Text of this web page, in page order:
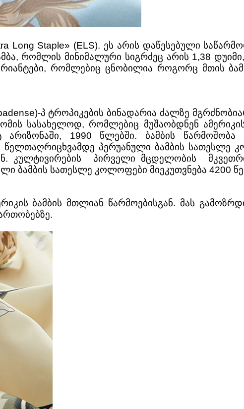
Long Staple» (ELS). ეს არის დაწესებული
რომლის მინიმალური სიგრძეც არის 1,38 დუიმი,
რომლებიც ცნობილია როგორც მთის
პ ტროპიკების ბინადარია ძალზე
სასახელოდ, რომლებიც მუშაობდნენ
არიზონაში, 1990 წლებში. ბამბის წარმოშობა
პერუანული ბამბის სათესლე
კულტივირების პირველი მცდელობის
ბამბის სათესლე კოლოფები მიეკუთვნება 4200
ბამბის მთლიან წარმოებისგან. მას